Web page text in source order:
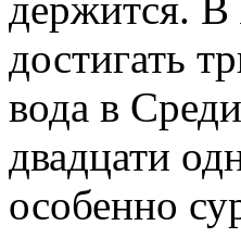
достигать
вода в
двадцати
особенно